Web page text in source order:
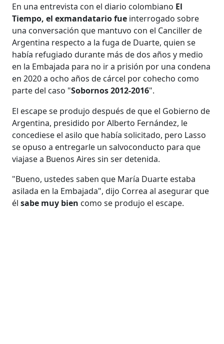
En una entrevista con el diario colombiano El
Tiempo, el exmandatario fue interrogado sobre
una conversación que mantuvo con el Canciller de
Argentina respecto a la fuga de Duarte, quien se
había refugiado durante más de dos años y medio
en la Embajada para no ir a prisión por una condena
en 2020 a ocho años de cárcel por cohecho como
parte del caso "Sobornos 2012-2016".
El escape se produjo después de que el Gobierno de
Argentina, presidido por Alberto Fernández, le
concediese el asilo que había solicitado, pero Lasso
se opuso a entregarle un salvoconducto para que
viajase a Buenos Aires sin ser detenida.
"Bueno, ustedes saben que María Duarte estaba
asilada en la Embajada", dijo Correa al asegurar que
él sabe muy bien como se produjo el escape.